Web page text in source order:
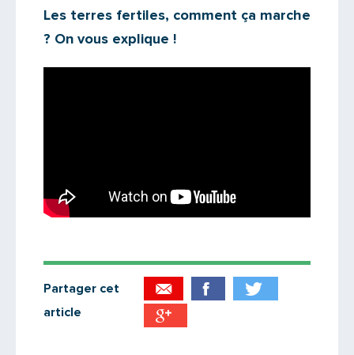
Les terres fertiles, comment ça marche
? On vous explique !
Partager cet
article